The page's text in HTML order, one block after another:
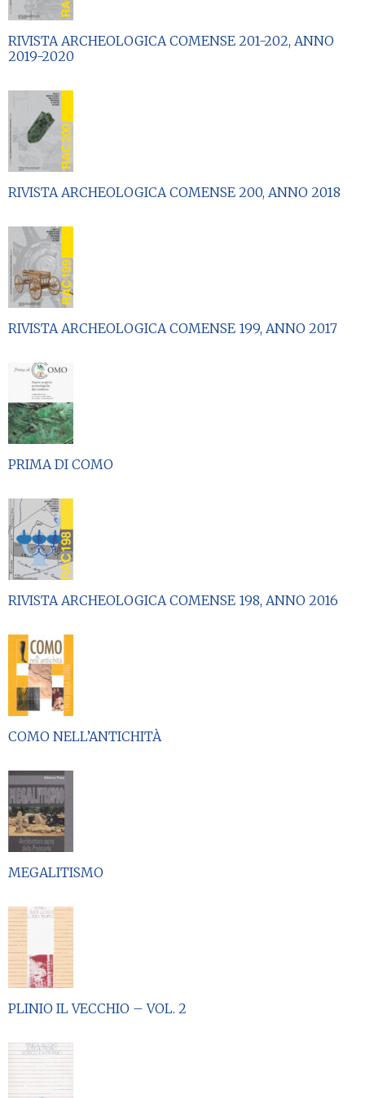
RIVISTA ARCHEOLOGICA COMENSE 201-202, ANNO
2019-2020
RIVISTA ARCHEOLOGICA COMENSE 200, ANNO 2018
RIVISTA ARCHEOLOGICA COMENSE 199, ANNO 2017
PRIMA DI COMO
RIVISTA ARCHEOLOGICA COMENSE 198, ANNO 2016
COMO NELL’ANTICHITÀ
MEGALITISMO
PLINIO IL VECCHIO – VOL. 2